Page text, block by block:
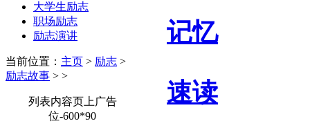
记忆
速读
大学生励志
职场励志
励志演讲
当前位置： 主页 > 励志 >
励志故事 > >
列表内容页上广告
位-600*90